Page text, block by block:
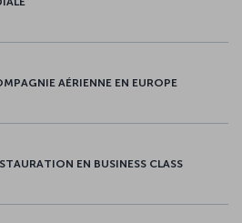
AÉRIENNE EN EUROPE
EN BUSINESS CLASS